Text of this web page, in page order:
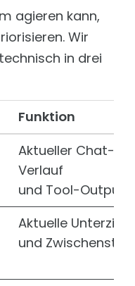
Suche
Portale & Tools
in TYPO3
agieren kann,
Wir
in drei
Funktion
Aktueller Chat-
Verlauf
und Tool-Outputs
Aktuelle
und